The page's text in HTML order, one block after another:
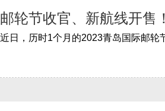
邮轮节收官、新航线开售